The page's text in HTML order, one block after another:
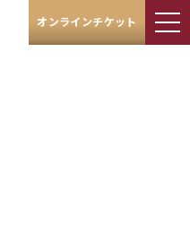
オンラインチケット